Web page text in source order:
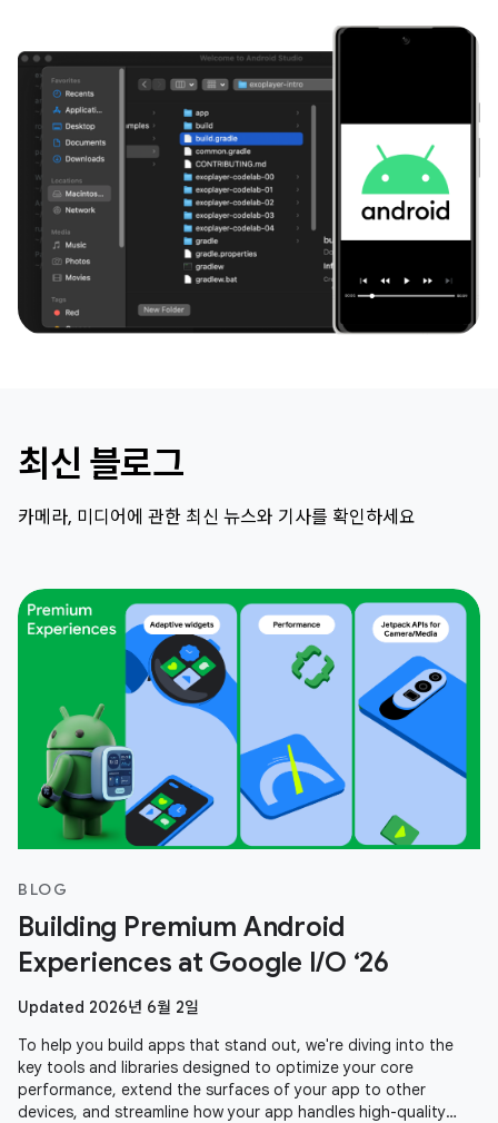
최신 블로그
카메라, 미디어에 관한 최신 뉴스와 기사를 확인하세요
BLOG
Building Premium Android
Experiences at Google I/O ‘26
Updated 2026년 6월 2일
To help you build apps that stand out, we're diving into the
key tools and libraries designed to optimize your core
performance, extend the surfaces of your app to other
devices, and streamline how your app handles high-quality